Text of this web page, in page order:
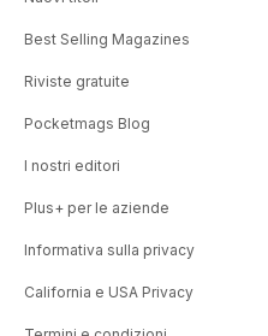
Best Selling Magazines
Riviste gratuite
Pocketmags Blog
I nostri editori
Plus+ per le aziende
Informativa sulla privacy
California e USA Privacy